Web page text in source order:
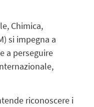
Chimica,
si impegna a
e a perseguire
riconoscere i